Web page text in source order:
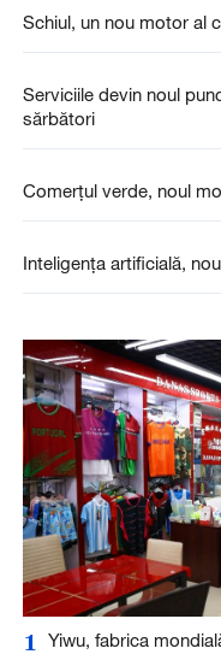
Schiul, un nou motor al
Serviciile devin noul
sărbători
Comerțul verde, noul
Inteligența artificială,
1 Yiwu, fabrica